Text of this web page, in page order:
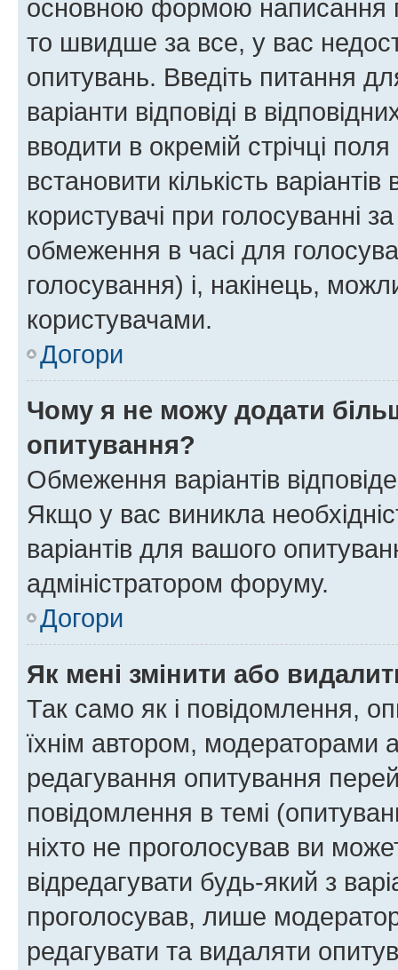
основною формою написання
то швидше за все, у вас
опитувань. Введіть питання
варіанти відповіді в
вводити в окремій стрічці
встановити кількість
користувачі при голосуванні
обмеження в часі для
голосування) і, накінець,
користувачами.
Догори
Чому я не можу додати
опитування?
Обмеження варіантів
Якщо у вас виникла
варіантів для вашого
адміністратором форуму.
Догори
Як мені змінити або
Так само як і повідомлення,
їхнім автором, модераторами
редагування опитування
повідомлення в темі
ніхто не проголосував ви
відредагувати будь-який з
проголосував, лише
редагувати та видаляти